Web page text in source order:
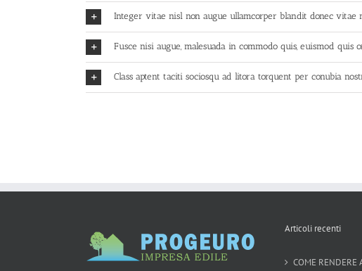
Integer vitae nisl non augue ullamcorper blandit donec vitae
Fusce nisi augue, malesuada in commodo quis, euismod quis
Class aptent taciti sociosqu ad litora torquent per conubia
Articoli recenti
COME RENDERE